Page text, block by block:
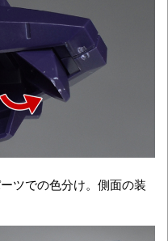
ツでの色分け。側面の装